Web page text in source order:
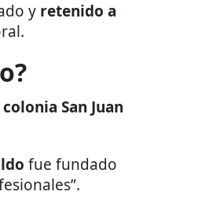
y retenido a
San Juan
fue fundado